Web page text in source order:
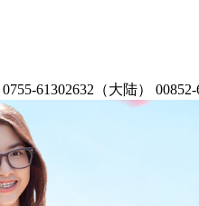
0755-61302632（大陆） 00852-